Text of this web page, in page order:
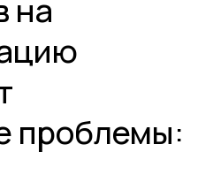
на
проблемы: